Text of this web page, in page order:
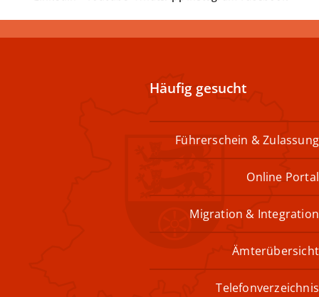
Häufig gesucht
Führerschein & Zulassung
Online Portal
Migration & Integration
Ämterübersicht
Telefonverzeichnis